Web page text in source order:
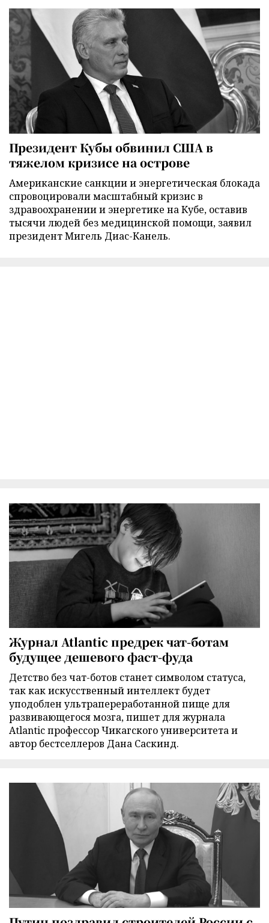
Президент Кубы обвинил США в
тяжелом кризисе на острове
Американские санкции и энергетическая блокада
спровоцировали масштабный кризис в
здравоохранении и энергетике на Кубе, оставив
тысячи людей без медицинской помощи, заявил
президент Мигель Диас-Канель.
Журнал Atlantic предрек чат-ботам
будущее дешевого фаст-фуда
Детство без чат-ботов станет символом статуса,
так как искусственный интеллект будет
уподоблен ультрапереработанной пище для
развивающегося мозга, пишет для журнала
Atlantic профессор Чикагского университета и
автор бестселлеров Дана Саскинд.